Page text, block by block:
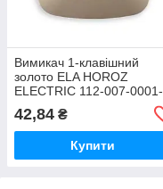
Вимикач 1-клавішний
золото ELA HOROZ
ELECTRIC 112-007-0001-
42,84 ₴
Купити